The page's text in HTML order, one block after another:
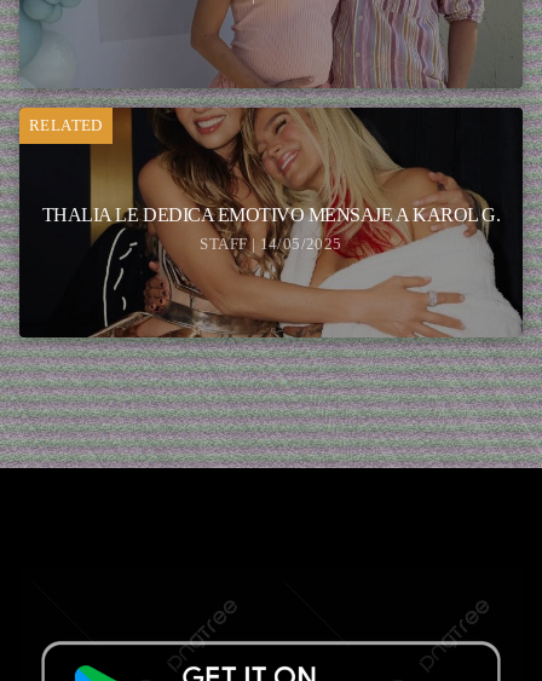
RELATED
THALIA LE DEDICA EMOTIVO MENSAJE A KAROL G.
STAFF | 14/05/2025